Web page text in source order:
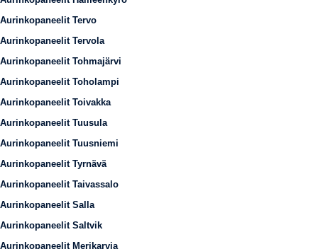
Aurinkopaneelit Tervo
Aurinkopaneelit Tervola
Aurinkopaneelit Tohmajärvi
Aurinkopaneelit Toholampi
Aurinkopaneelit Toivakka
Aurinkopaneelit Tuusula
Aurinkopaneelit Tuusniemi
Aurinkopaneelit Tyrnävä
Aurinkopaneelit Taivassalo
Aurinkopaneelit Salla
Aurinkopaneelit Saltvik
Aurinkopaneelit Merikarvia